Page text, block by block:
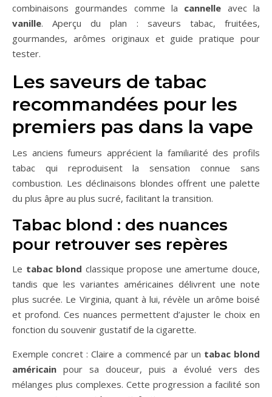
combinaisons gourmandes comme la cannelle avec la
vanille. Aperçu du plan : saveurs tabac, fruitées,
gourmandes, arômes originaux et guide pratique pour
tester.
Les saveurs de tabac
recommandées pour les
premiers pas dans la vape
Les anciens fumeurs apprécient la familiarité des profils
tabac qui reproduisent la sensation connue sans
combustion. Les déclinaisons blondes offrent une palette
du plus âpre au plus sucré, facilitant la transition.
Tabac blond : des nuances
pour retrouver ses repères
Le tabac blond classique propose une amertume douce,
tandis que les variantes américaines délivrent une note
plus sucrée. Le Virginia, quant à lui, révèle un arôme boisé
et profond. Ces nuances permettent d’ajuster le choix en
fonction du souvenir gustatif de la cigarette.
Exemple concret : Claire a commencé par un tabac blond
américain pour sa douceur, puis a évolué vers des
mélanges plus complexes. Cette progression a facilité son